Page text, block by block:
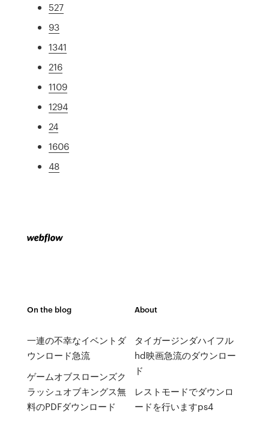
527
93
1341
216
1109
1294
24
1606
48
On the blog
一連の不幸なイベントダ
ウンロード急流
ゲームオブスローンズク
ラッシュオブキングス無
料のPDFダウンロード
About
タイガージンダハイフル
hd映画急流のダウンロー
ド
レストモードでダウンロ
ードを行いますps4